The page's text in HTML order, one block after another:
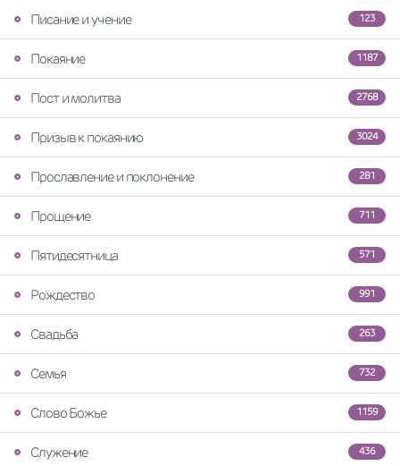
123
Писание и учение
1187
Покаяние
2768
Пост и молитва
3024
Призыв к покаянию
281
Прославление и поклонение
711
Прощение
571
Пятидесятница
991
Рождество
263
Свадьба
732
Семья
1159
Слово Божье
436
Служение